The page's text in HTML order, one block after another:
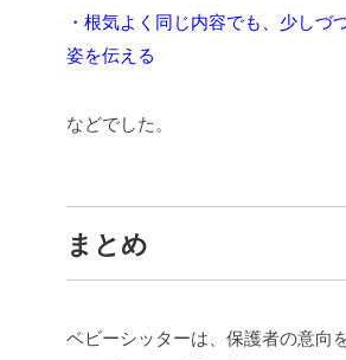
・根気よく同じ内容でも、少しづ
姿を伝える
などでした。
まとめ
ベビーシッターは、保護者の意向